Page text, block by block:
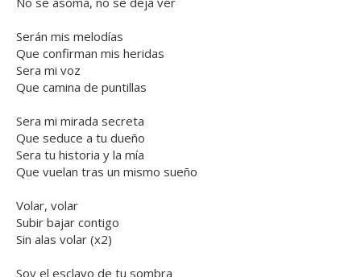
Serán mis melodías
Que confirman mis heridas
Sera mi voz
Que camina de puntillas
Sera mi mirada secreta
Que seduce a tu dueño
Sera tu historia y la mía
Que vuelan tras un mismo sueño
Volar, volar
Subir bajar contigo
Sin alas volar (x2)
Soy el esclavo de tu sombra